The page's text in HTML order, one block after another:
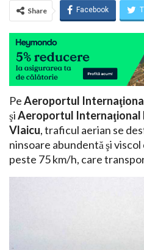
Share Facebook
PeAeroportul
şiAeroportul Internaţional
Vlaicu, traficul aerian se
ninsoare abundentă şi
peste 75 km/h, care